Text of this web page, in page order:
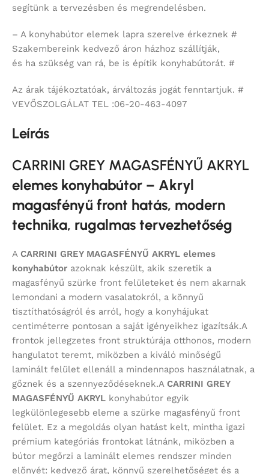
segítünk a tervezésben és megrendelésben.
– A konyhabútor elemek lapra szerelve érkeznek #
Szakembereink kedvező áron házhoz szállítják,
és ha szükség van rá, be is építik konyhabútorát. #
Az árak tájékoztatóak, árváltozás jogát fenntartjuk. #
VEVŐSZOLGÁLAT TEL :06-20-463-4097
Leírás
CARRINI GREY MAGASFÉNYŰ AKRYL
elemes konyhabútor – Akryl
magasfényű front hatás, modern
technika, rugalmas tervezhetőség
A CARRINI GREY MAGASFÉNYŰ AKRYL elemes
konyhabútor azoknak készült, akik szeretik a
magasfényű szürke front felületeket és nem akarnak
lemondani a modern vasalatokról, a könnyű
tisztíthatóságról és arról, hogy a konyhájukat
centiméterre pontosan a saját igényeikhez igazítsák.A
frontok jellegzetes front struktúrája otthonos, modern
hangulatot teremt, miközben a kiváló minőségű
laminált felület ellenáll a mindennapos használatnak, a
gőznek és a szennyeződéseknek.A CARRINI GREY
MAGASFÉNYŰ AKRYL konyhabútor egyik
legkülönlegesebb eleme a szürke magasfényű front
felület. Ez a megoldás olyan hatást kelt, mintha igazi
prémium kategóriás frontokat látnánk, miközben a
bútor megőrzi a laminált elemes rendszer minden
előnyét: kedvező árat, könnyű szerelhetőséget és a